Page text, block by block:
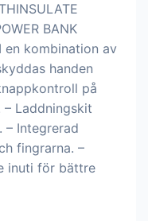
BANK
en kombination av
handen
på
– Laddningskit
– Integrerad
fingrarna. –
inuti för bättre